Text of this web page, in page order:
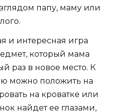
папу, маму или
и интересная игра
который мама
раз в новое место. К
можно положить на
на кроватке или
найдет ее глазами,